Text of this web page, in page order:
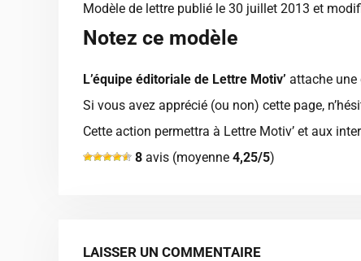
Modèle de lettre publié le 30 juillet 2013 et
Notez ce modèle
L’équipe éditoriale de Lettre Motiv’ attache une
Si vous avez apprécié (ou non) cette page,
Cette action permettra à Lettre Motiv’ et aux
8 avis (moyenne 4,25/5)
LAISSER UN COMMENTAIRE